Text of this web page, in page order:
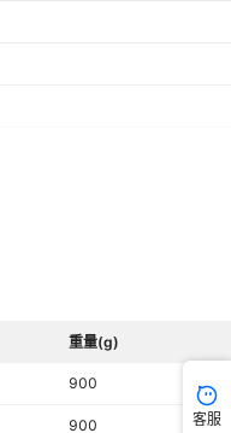
重量(g)
900
900 客服